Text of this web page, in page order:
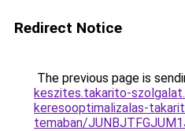
Redirect Notice
The previous page is
keszites.takarito-
keresooptimalizalas-
temaban/